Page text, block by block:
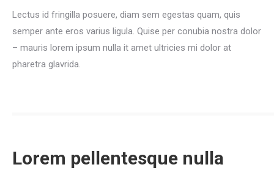
Lectus id fringilla posuere, diam sem egestas quam, quis
semper ante eros varius ligula. Quise per conubia nostra dolor
– mauris lorem ipsum nulla it amet ultricies mi dolor at
pharetra glavrida.
Lorem pellentesque nulla